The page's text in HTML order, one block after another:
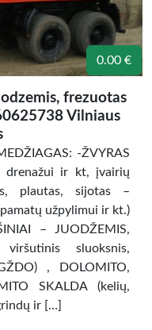
0.00 €
frezuotas
Vilniaus
-ŽVYRAS
drenažui ir kt, įvairių
plautas, sijotas –
užpylimui ir kt.)
– JUODŽEMIS,
sluoksnis,
, DOLOMITO,
SKALDA (kelių,
ir […]